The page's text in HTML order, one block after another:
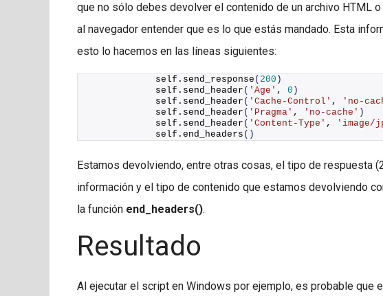
que no sólo debes devolver el contenido de un archivo HTML
al navegador entender que es lo que estás mandado. Esta
esto lo hacemos en las líneas siguientes:
            self.
send_response ( 200 )
            self.
send_header ( 'Age' , 0 )
            self.
send_header ( 'Cache-Control' , 'no-
            self.
send_header ( 'Pragma' , 'no-cache' )
            self.
send_header ( 'Content-Type' , 'image/
            self.
end_headers ()
Estamos devolviendo, entre otras cosas, el tipo de respuesta
información y el tipo de contenido que estamos devolviendo
la función end_headers().
Resultado
Al ejecutar el script en Windows por ejemplo, es probable